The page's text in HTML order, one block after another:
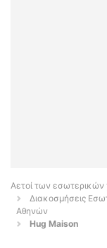
Αετοί των
Διακοσμήσεις
Αθηνών
Hug Maison